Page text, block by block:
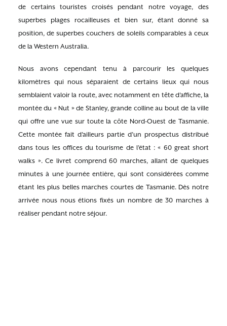
de certains touristes croisés pendant notre voyage, des
superbes plages rocailleuses et bien sur, étant donné sa
position, de superbes couchers de soleils comparables à ceux
de la Western Australia.
Nous avons cependant tenu à parcourir les quelques
kilomètres qui nous séparaient de certains lieux qui nous
semblaient valoir la route, avec notamment en tête d’affiche, la
montée du « Nut » de Stanley, grande colline au bout de la ville
qui offre une vue sur toute la côte Nord-Ouest de Tasmanie.
Cette montée fait d’ailleurs partie d’un prospectus distribué
dans tous les offices du tourisme de l’état : « 60 great short
walks ». Ce livret comprend 60 marches, allant de quelques
minutes à une journée entière, qui sont considérées comme
étant les plus belles marches courtes de Tasmanie. Dès notre
arrivée nous nous étions fixés un nombre de 30 marches à
réaliser pendant notre séjour.